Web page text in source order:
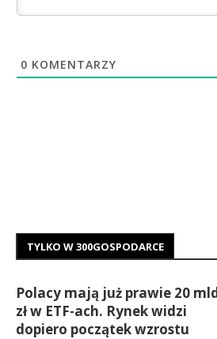
0 KOMENTARZY
TYLKO W 300GOSPODARCE
Polacy mają już prawie 20
zł w ETF-ach. Rynek widzi
dopiero początek wzrostu